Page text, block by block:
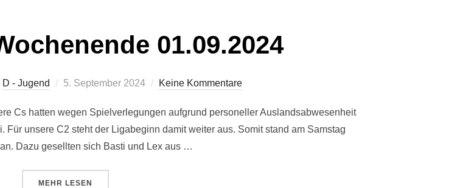
01.09.2024
D - Jugend
Veröffentlicht
5. September 2024 Keine Kommentare
Cs hatten wegen Spielverlegungen aufgrund personeller Auslandsabwesenheit
unsere C2 steht der Ligabeginn damit weiter aus. Somit stand am Samstag
Dazu gesellten sich Basti und Lex aus …
MEHR ÜBER „ERGEBNISSE WOCHENENDE 01.09.2024“
LESEN